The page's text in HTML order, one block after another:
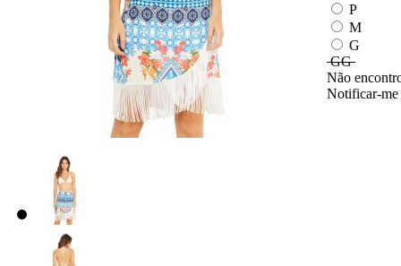
P
M
G
GG
Não
Notificar-me